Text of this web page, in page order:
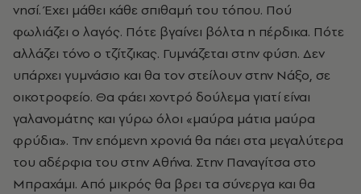
νησί. Έχει μάθει κάθε σπιθαμή του τόπου. Πού
φωλιάζει ο λαγός. Πότε βγαίνει βόλτα η πέρδικα. Πότε
αλλάζει τόνο ο τζίτζικας. Γυμνάζεται στην φύση. Δεν
υπάρχει γυμνάσιο και θα τον στείλουν στην Νάξο, σε
οικοτροφείο. Θα φάει χοντρό δούλεμα γιατί είναι
γαλανομάτης και γύρω όλοι «μαύρα μάτια μαύρα
φρύδια». Την επόμενη χρονιά θα πάει στα μεγαλύτερα
του αδέρφια του στην Αθήνα. Στην Παναγίτσα στο
Μπραχάμι. Από μικρός θα βρει τα σύνεργα και θα